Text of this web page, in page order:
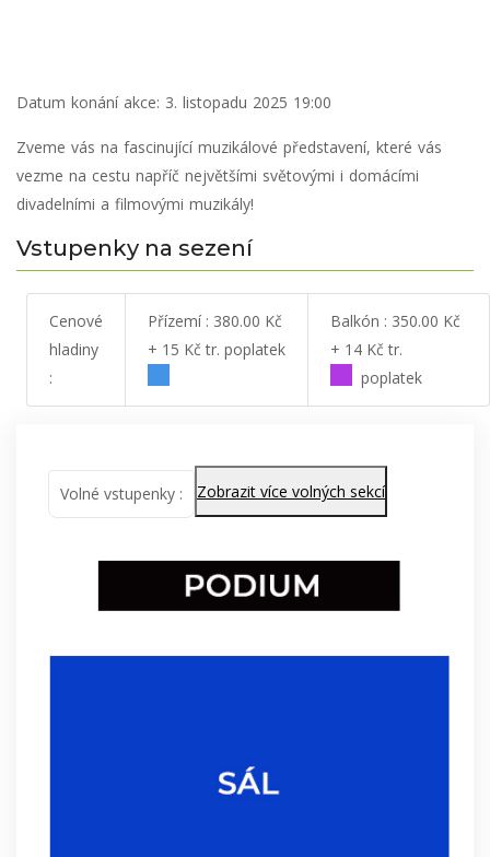
Datum konání akce: 3. listopadu 2025 19:00
Zveme vás na fascinující muzikálové představení, které vás
vezme na cestu napříč největšími světovými i domácími
divadelními a filmovými muzikály!
Vstupenky na sezení
Cenové
hladiny
:
Přízemí : 380.00 Kč
+ 15 Kč tr. poplatek
Balkón : 350.00 Kč
+ 14 Kč tr.
poplatek
Volné vstupenky : Zobrazit více volných sekcí